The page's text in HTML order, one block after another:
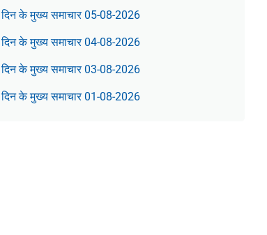
दिन के मुख्य समाचार 05-08-2026
दिन के मुख्य समाचार 04-08-2026
दिन के मुख्य समाचार 03-08-2026
दिन के मुख्य समाचार 01-08-2026